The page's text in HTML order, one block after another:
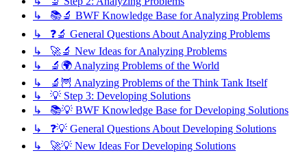
↳ 📚🔬 BWF Knowledge Base for Analyzing Problems
↳ ❓🔬 General Questions About Analyzing Problems
↳ 🚀🔬 New Ideas for Analyzing Problems
↳ 🔬🌍 Analyzing Problems of the World
↳ 🔬🦉 Analyzing Problems of the Think Tank Itself
↳ 💡 Step 3: Developing Solutions
↳ 📚💡 BWF Knowledge Base for Developing Solutions
↳ ❓💡 General Questions About Developing Solutions
↳ 🚀💡 New Ideas For Developing Solutions